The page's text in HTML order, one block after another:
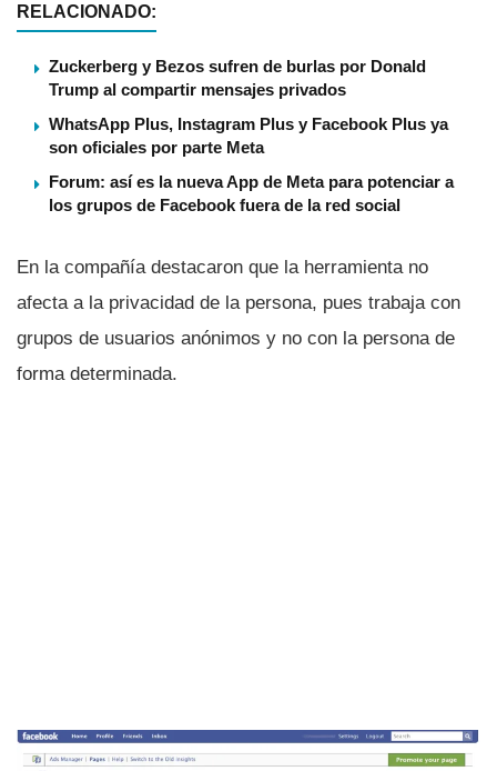
RELACIONADO:
Zuckerberg y Bezos sufren de burlas por Donald
Trump al compartir mensajes privados
WhatsApp Plus, Instagram Plus y Facebook Plus ya
son oficiales por parte Meta
Forum: así es la nueva App de Meta para potenciar a
los grupos de Facebook fuera de la red social
En la compañí­a destacaron que la herramienta no
afecta a la privacidad de la persona, pues trabaja con
grupos de usuarios anónimos y no con la persona de
forma determinada.